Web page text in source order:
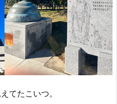
てたこいつ。